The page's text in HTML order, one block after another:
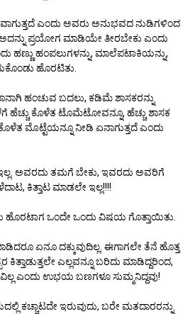
ಎಂದು ಅವರು ಅನುಭವದ ನುಡಿಗಳಿಂದ
ಪ್ರಯೋಗ ಮಾಡಿಯೇ ತೀರಬೇಕು ಎಂದು
ಹಣ್ಣು ಹಂಪಲುಗಳನ್ನು, ಮಾಲೆಪಟಾಕಿಯನ್ನು,
ಹೊರಟಿತು.
ಹಂಚುವ ಬದಲು, ಕಡಿಮೆ ಶಾಸಕರನ್ನು
ಹೆಚ್ಚು ಕೊಳೆತ ಟೊಮೆಟೋವನ್ನೂ, ಹೆಚ್ಚು ಶಾಸಕ
ಮೊಟ್ಟೆಯನ್ನೂ ನೀಡಿ ಏನಾಗುತ್ತದೆ ಎಂದು
ಅವರದು ತಮಗೆ ಬೇಕು, ಇವರದು ಅವರಿಗೆ
ಕಿತ್ತಾಟ ಮಾಡಲೇ ಇಲ್ಲ!!!!
ಹೊರಟಾಗ ಒಂದೇ ಒಂದು ವಿಷಯ ಗೊತ್ತಾಯಿತು.
ಏನೂ ದಕ್ಕುವುದಿಲ್ಲ. ಈಗಾಗಲೇ ತೆನೆ ಹೊತ್ತ
ಎಲ್ಲವನ್ನೂ ಬರಿದು ಮಾಡಿದ್ದರಿಂದ,
ಎಂದು ಉಭಯ ಬಣಗಳೂ ಸುಮ್ಮನಿದ್ದವು!
ಕಚ್ಚಾಟದೇ ಇರುವುದು, ಬರೇ ಮತದಾರರನ್ನು